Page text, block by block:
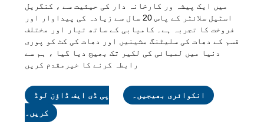
میں ایک پیشہ ور کارخانہ دار کی حیثیت سے ، کنگریل
اسٹیل سلائٹر کے پاس 20 سال سے زیادہ کی پیداوار اور
فروخت کا تجربہ ہے۔ کامیابی کے ساتھ تیار اور مختلف
قسم کے دھات کی سلیٹنگ مشینیں اور دھات کی کٹ کو پوری
دنیا میں لمبائی کی لکیر تک بھیج دیا گیا ، ہم سے
رابطہ کرنے کا خیرمقدم کریں
انکوائری بھیجیں۔
پی ڈی ایف ڈاؤن لوڈ
کریں۔